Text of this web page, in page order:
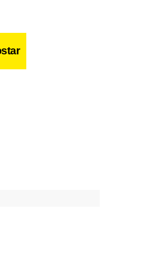
O músico maranhense